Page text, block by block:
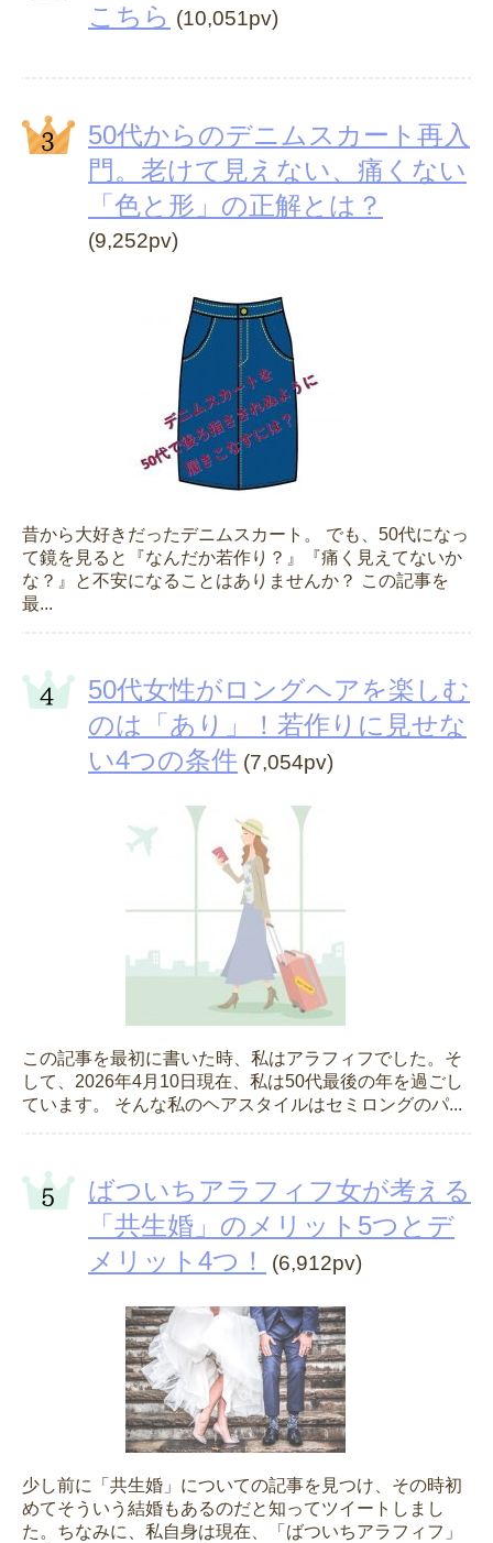
こちら (10,051pv)
50代からのデニムスカート再入
門。老けて見えない、痛くない
「色と形」の正解とは？
(9,252pv)
昔から大好きだったデニムスカート。 でも、50代になっ
て鏡を見ると『なんだか若作り？』『痛く見えてないか
な？』と不安になることはありませんか？ この記事を
最...
50代女性がロングヘアを楽しむ
のは「あり」！若作りに見せな
い4つの条件 (7,054pv)
この記事を最初に書いた時、私はアラフィフでした。そ
して、2026年4月10日現在、私は50代最後の年を過ごし
ています。 そんな私のヘアスタイルはセミロングのパ...
ばついちアラフィフ女が考える
「共生婚」のメリット5つとデ
メリット4つ！
(6,912pv)
少し前に「共生婚」についての記事を見つけ、その時初
めてそういう結婚もあるのだと知ってツイートしまし
た。ちなみに、私自身は現在、「ばついちアラフィフ」